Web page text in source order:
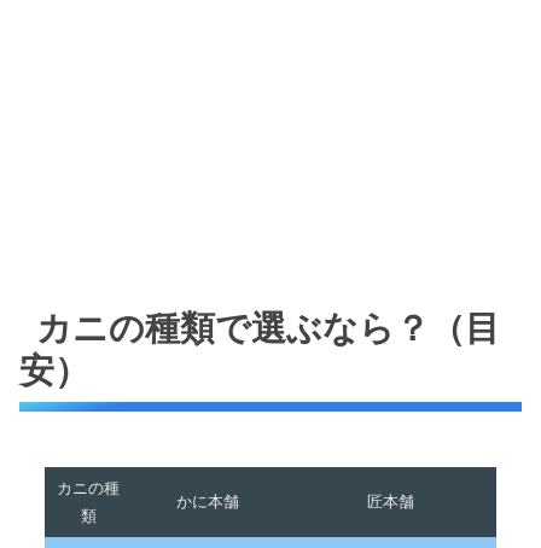
カニの種類で選ぶなら？（目
安）
カニの種
類
かに本舗 匠本舗